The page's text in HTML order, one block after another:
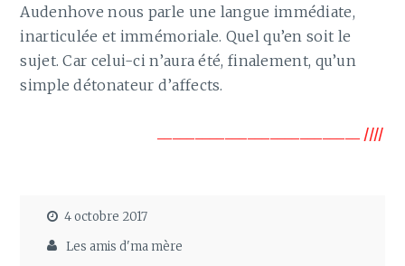
Audenhove nous parle une langue immédiate,
inarticulée et immémoriale. Quel qu’en soit le
sujet. Car celui-ci n’aura été, finalement, qu’un
simple détonateur d’affects.
___________________________ ////
4 octobre 2017
Les amis d'ma mère